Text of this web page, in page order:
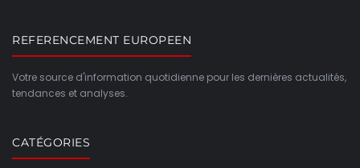
REFERENCEMENT EUROPEEN
Votre source d'information quotidienne pour les dernières actualités,
tendances et analyses.
CATÉGORIES